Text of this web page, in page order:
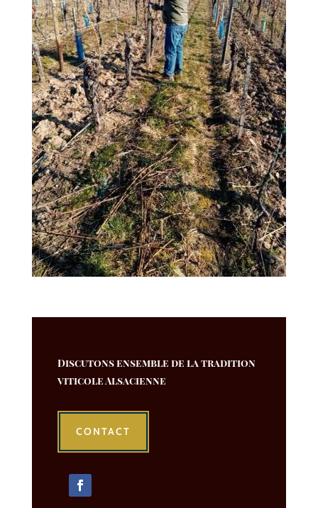
Discutons ensemble de la tradition
viticole Alsacienne
CONTACT